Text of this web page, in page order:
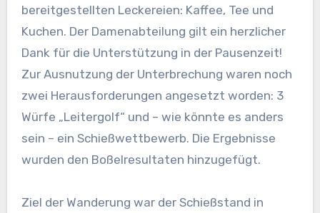
bereitgestellten Leckereien: Kaffee, Tee und
Kuchen. Der Damenabteilung gilt ein herzlicher
Dank für die Unterstützung in der Pausenzeit!
Zur Ausnutzung der Unterbrechung waren noch
zwei Herausforderungen angesetzt worden: 3
Würfe „Leitergolf“ und – wie könnte es anders
sein – ein Schießwettbewerb. Die Ergebnisse
wurden den Boßelresultaten hinzugefügt.
Ziel der Wanderung war der Schießstand in